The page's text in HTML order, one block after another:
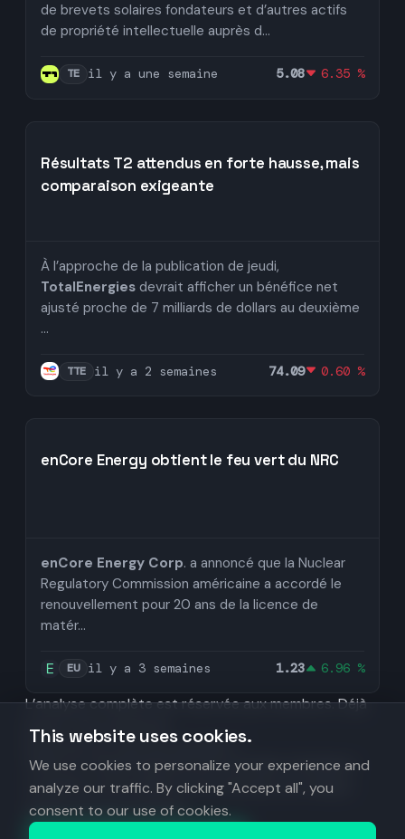
de brevets solaires fondateurs et d’autres actifs
de propriété intellectuelle auprès d...
TE il y a une semaine 5.08 6.35 %
Résultats T2 attendus en forte hausse, mais
comparaison exigeante
À l’approche de la publication de jeudi,
TotalEnergies devrait afficher un bénéfice net
ajusté proche de 7 milliards de dollars au deuxième
...
TTE il y a 2 semaines 74.09 0.60 %
enCore Energy obtient le feu vert du NRC
enCore Energy Corp. a annoncé que la Nuclear
Regulatory Commission américaine a accordé le
renouvellement pour 20 ans de la licence de
matér...
EU il y a 3 semaines 1.23 6.96 %
L’analyse complète est réservée aux membres.Déjà
inscrit ? Se connecter
Envie de voir tous les résultats ?
Créez un compte gratuit pour accéder à l’analyse
complète, à l’actualité et aux données de chaque
action, secteur et fonds.
This website uses cookies.
We use cookies to personalize your experience and
analyze our traffic. By clicking "Accept all", you
consent to our use of cookies.